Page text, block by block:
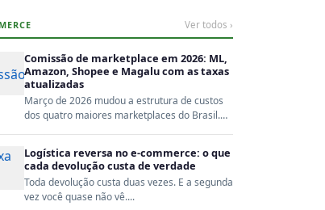
Ver todos ›
Comissão de marketplace em 2026: ML,
Amazon, Shopee e Magalu com as taxas
atualizadas
Março de 2026 mudou a estrutura de custos
dos quatro maiores marketplaces do Brasil.
Logística reversa no e-commerce: o que
cada devolução custa de verdade
Toda devolução custa duas vezes. E a segunda
vez você quase não vê....